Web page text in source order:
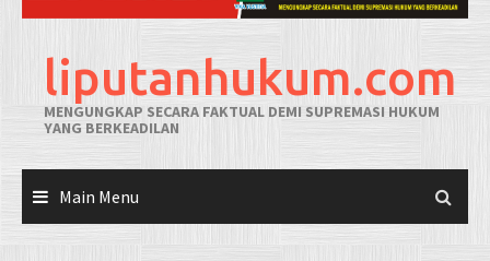
liputanhukum.com
MENGUNGKAP SECARA FAKTUAL DEMI SUPREMASI HUKUM
YANG BERKEADILAN
Main Menu